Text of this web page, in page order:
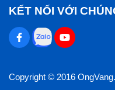
KẾT NỐI VỚI
Copyright © 2016